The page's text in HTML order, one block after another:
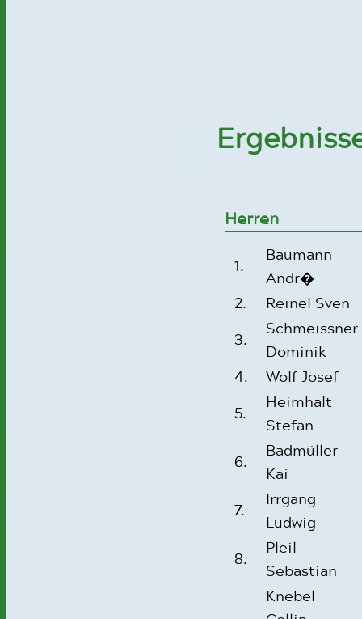
Herren
1.
Baumann
Andr�
2.
Reinel Sven
3.
Schmeissner
Dominik
4.
Wolf Josef
5.
Heimhalt
Stefan
6.
Badmüller
Kai
7.
Irrgang
Ludwig
8.
Pleil
Sebastian
Knebel